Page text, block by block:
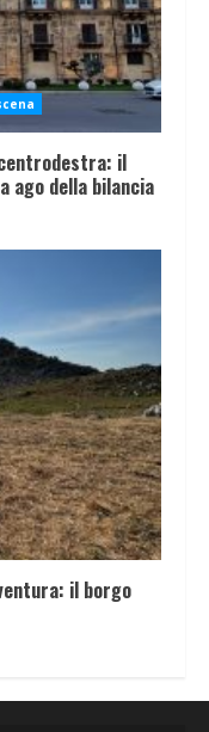
il
ago della bilancia
il borgo